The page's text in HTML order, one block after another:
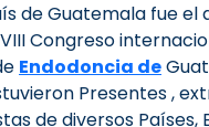
de Guatemala fue
Congreso
Endodoncia de
Presentes ,
de diversos Países,